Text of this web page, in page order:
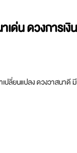
ด่น ดวงการเงิ
ปลี่ยนแปลง ดวงวาสนาดี